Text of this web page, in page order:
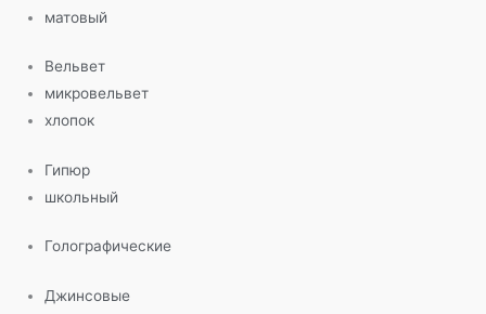
матовый
Вельвет
микровельвет
хлопок
Гипюр
школьный
Голографические
Джинсовые